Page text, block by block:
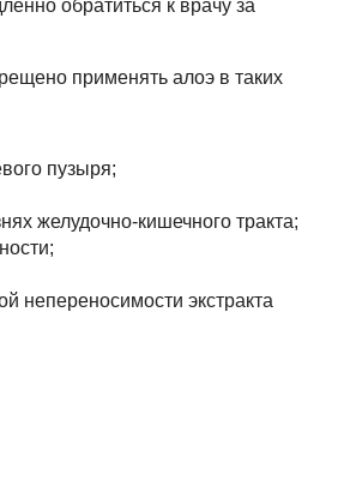
обратиться к врачу за
применять алоэ в таких
пузыря;
желудочно-кишечного тракта;
непереносимости экстракта